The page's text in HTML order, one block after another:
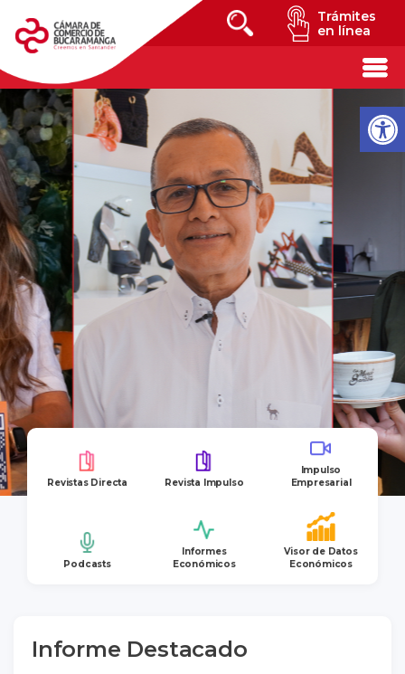
Trámites
en línea
Revistas Directa Revista Impulso
Impulso
Empresarial
Podcasts
Informes
Económicos
Visor de Datos
Económicos
Informe Destacado